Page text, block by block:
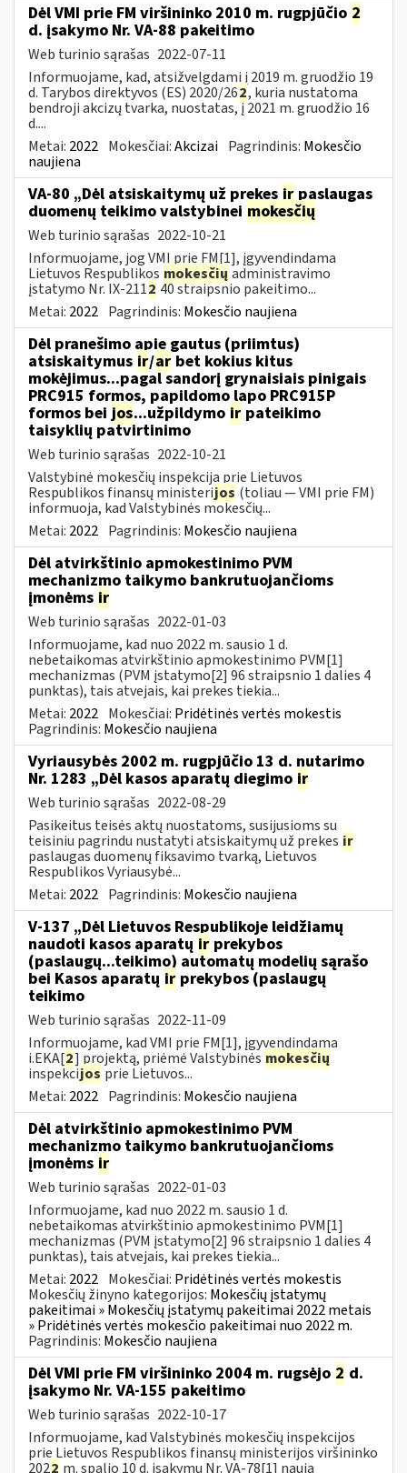
Dėl VMI prie FM viršininko 2010 m. rugpjūčio 2
d. įsakymo Nr. VA-88 pakeitimo
Web turinio sąrašas 2022-07-11
Informuojame, kad, atsižvelgdami į 2019 m. gruodžio 19
d. Tarybos direktyvos (ES) 2020/262, kuria nustatoma
bendroji akcizų tvarka, nuostatas, į 2021 m. gruodžio 16
d....
Metai: 2022 Mokesčiai:Akcizai Pagrindinis: Mokesčio
naujiena
VA-80 „Dėl atsiskaitymų už prekes ir paslaugas
duomenų teikimo valstybinei mokesčių
Web turinio sąrašas 2022-10-21
Informuojame, jog VMI prie FM[1], įgyvendindama
Lietuvos Respublikos mokesčių administravimo
įstatymo Nr. IX-2112 40 straipsnio pakeitimo...
Metai: 2022 Pagrindinis: Mokesčio naujiena
Dėl pranešimo apie gautus (priimtus)
atsiskaitymus ir/ar bet kokius kitus
mokėjimus...pagal sandorį grynaisiais pinigais
PRC915 formos, papildomo lapo PRC915P
formos bei jos...užpildymo ir pateikimo
taisyklių patvirtinimo
Web turinio sąrašas 2022-10-21
Valstybinė mokesčių inspekcija prie Lietuvos
Respublikos finansų ministerijos (toliau ― VMI prie FM)
informuoja, kad Valstybinės mokesčių...
Metai: 2022 Pagrindinis: Mokesčio naujiena
Dėl atvirkštinio apmokestinimo PVM
mechanizmo taikymo bankrutuojančioms
įmonėms ir
Web turinio sąrašas 2022-01-03
Informuojame, kad nuo 2022 m. sausio 1 d.
nebetaikomas atvirkštinio apmokestinimo PVM[1]
mechanizmas (PVM įstatymo[2] 96 straipsnio 1 dalies 4
punktas), tais atvejais, kai prekes tiekia...
Metai: 2022 Mokesčiai: Pridėtinės vertės mokestis
Pagrindinis: Mokesčio naujiena
Vyriausybės 2002 m. rugpjūčio 13 d. nutarimo
Nr. 1283 „Dėl kasos aparatų diegimo ir
Web turinio sąrašas 2022-08-29
Pasikeitus teisės aktų nuostatoms, susijusioms su
teisiniu pagrindu nustatyti atsiskaitymų už prekes ir
paslaugas duomenų fiksavimo tvarką, Lietuvos
Respublikos Vyriausybė...
Metai: 2022 Pagrindinis: Mokesčio naujiena
V-137 „Dėl Lietuvos Respublikoje leidžiamų
naudoti kasos aparatų ir prekybos
(paslaugų...teikimo) automatų modelių sąrašo
bei Kasos aparatų ir prekybos (paslaugų
teikimo
Web turinio sąrašas 2022-11-09
Informuojame, kad VMI prie FM[1], įgyvendindama
i.EKA[2] projektą, priėmė Valstybinės mokesčių
inspekcijos prie Lietuvos...
Metai: 2022 Pagrindinis: Mokesčio naujiena
Dėl atvirkštinio apmokestinimo PVM
mechanizmo taikymo bankrutuojančioms
įmonėms ir
Web turinio sąrašas 2022-01-03
Informuojame, kad nuo 2022 m. sausio 1 d.
nebetaikomas atvirkštinio apmokestinimo PVM[1]
mechanizmas (PVM įstatymo[2] 96 straipsnio 1 dalies 4
punktas), tais atvejais, kai prekes tiekia...
Metai: 2022 Mokesčiai: Pridėtinės vertės mokestis
Mokesčių žinyno kategorijos: Mokesčių įstatymų
pakeitimai » Mokesčių įstatymų pakeitimai 2022 metais
» Pridėtinės vertės mokesčio pakeitimai nuo 2022 m.
Pagrindinis: Mokesčio naujiena
Dėl VMI prie FM viršininko 2004 m. rugsėjo 2 d.
įsakymo Nr. VA-155 pakeitimo
Web turinio sąrašas 2022-10-17
Informuojame, kad Valstybinės mokesčių inspekcijos
prie Lietuvos Respublikos finansų ministerijos viršininko
2022 m. spalio 10 d. įsakymu Nr. VA-78[1] nauja